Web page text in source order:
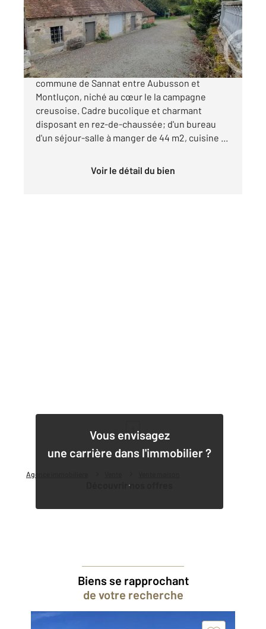
Agence immobilière
Maison à vendre
376 200 €
Jolie Chartreuse du 19ème siècle sur la
commune de Sannat entre Aubusson et
Montluçon, niché au cœur le la campagne
creusoise. Cadre bucolique et charmant
disposant en rez-de-chaussée; d'un bureau
d'un séjour-salle à manger de 44 m2, cuisine ...
Voir le détail du bien
Vous envisagez
une carrière dans l'immobilier ?
Découvrir nos offres
Biens se rapprochant
de votre recherche